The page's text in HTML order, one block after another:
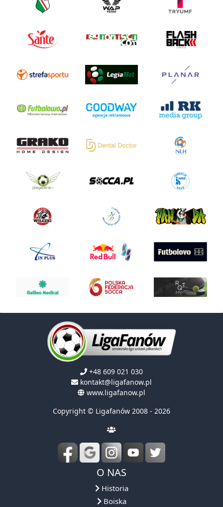
+48 609 021 030
kontakt@ligafanow.pl
www.ligafanow.pl
Copyright © Ligafanów 2008 - 2026
O NAS
Historia
Boiska